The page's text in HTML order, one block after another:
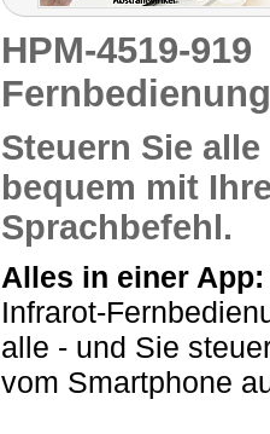
HPM-4519-
Steuern Sie alle
bequem mit
Sprachbefehl.
Alles in einer App:
Infrarot-
alle - und Sie
vom Smartphone